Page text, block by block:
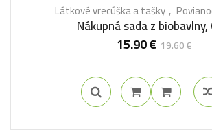
Látkové vrecúška a tašky
Nákupná sada z
19.60€
15.90€